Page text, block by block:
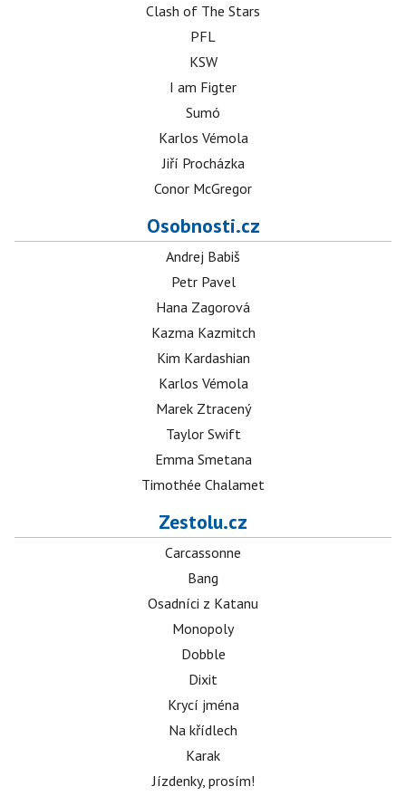
Clash of The Stars
PFL
KSW
I am Figter
Sumó
Karlos Vémola
Jiří Procházka
Conor McGregor
Osobnosti.cz
Andrej Babiš
Petr Pavel
Hana Zagorová
Kazma Kazmitch
Kim Kardashian
Karlos Vémola
Marek Ztracený
Taylor Swift
Emma Smetana
Timothée Chalamet
Zestolu.cz
Carcassonne
Bang
Osadníci z Katanu
Monopoly
Dobble
Dixit
Krycí jména
Na křídlech
Karak
Jízdenky, prosím!